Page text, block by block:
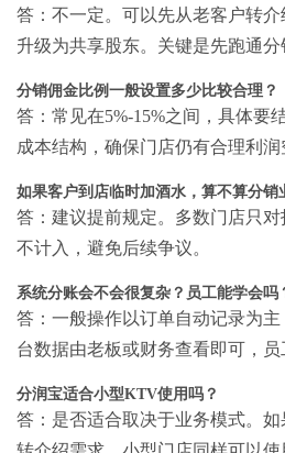
答：不一定。可以先从老客户转
升级为共享股东。关键是先跑通分
分销佣金比例一般设置多少比较合理？
答：常见在5%-15%之间，具体要
成本结构，确保门店仍有合理利润
如果客户到店临时加酒水，算不算分销
答：建议提前规定。多数门店只
不计入，避免后续争议。
系统分账会不会很复杂？员工能学会吗
答：一般操作以订单自动记录为
台数据由老板或财务查看即可，员
分润宝适合小型KTV使用吗？
答：是否适合取决于业务模式。如